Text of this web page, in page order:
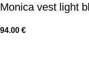
Monica vest light
94.00 €